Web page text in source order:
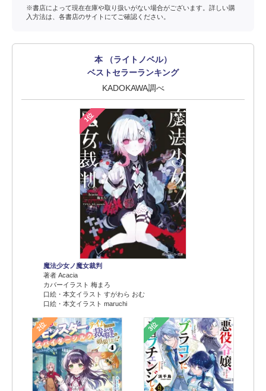
※書店によって現在在庫や取り扱いがない場合がございます。詳しい購
入方法は、各書店のサイトにてご確認ください。
本 （ライトノベル）
ベストセラーランキング
KADOKAWA調べ
1位
魔法少女ノ魔女裁判
著者 Acacia
カバーイラスト 梅まろ
口絵・本文イラスト すがわら おむ
口絵・本文イラスト maruchi
2位 3位